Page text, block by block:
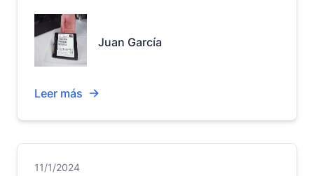
Juan García
Leer más
11/1/2024